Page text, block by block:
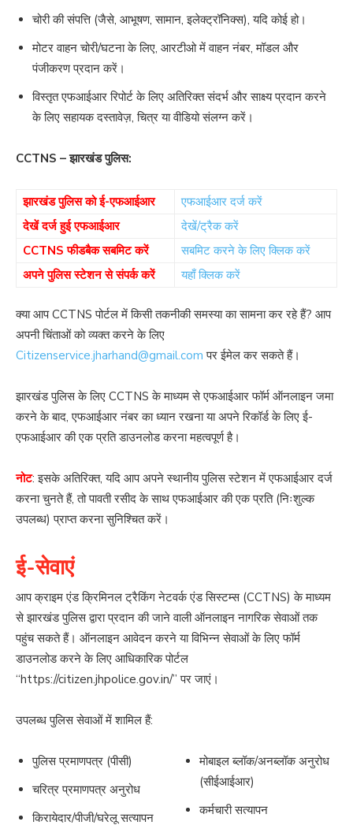
चोरी की संपत्ति (जैसे, आभूषण, सामान, इलेक्ट्रॉनिक्स), यदि कोई हो।
मोटर वाहन चोरी/घटना के लिए, आरटीओ में वाहन नंबर, मॉडल और
पंजीकरण प्रदान करें।
विस्तृत एफआईआर रिपोर्ट के लिए अतिरिक्त संदर्भ और साक्ष्य प्रदान करने
के लिए सहायक दस्तावेज़, चित्र या वीडियो संलग्न करें।
CCTNS – झारखंड पुलिस:
झारखंड पुलिस को ई-एफआईआर
एफआईआर दर्ज करें
देखें दर्ज हुई एफआईआर
देखें/ट्रैक करें
CCTNS फीडबैक सबमिट करें
सबमिट करने के लिए क्लिक करें
अपने पुलिस स्टेशन से संपर्क करें
यहाँ क्लिक करें
क्या आप CCTNS पोर्टल में किसी तकनीकी समस्या का सामना कर रहे हैं? आप
अपनी चिंताओं को व्यक्त करने के लिए
Citizenservice.jharhand@gmail.com पर ईमेल कर सकते हैं।
झारखंड पुलिस के लिए CCTNS के माध्यम से एफआईआर फॉर्म ऑनलाइन जमा
करने के बाद, एफआईआर नंबर का ध्यान रखना या अपने रिकॉर्ड के लिए ई-
एफआईआर की एक प्रति डाउनलोड करना महत्वपूर्ण है।
नोट: इसके अतिरिक्त, यदि आप अपने स्थानीय पुलिस स्टेशन में एफआईआर दर्ज
करना चुनते हैं, तो पावती रसीद के साथ एफआईआर की एक प्रति (निःशुल्क
उपलब्ध) प्राप्त करना सुनिश्चित करें।
ई-सेवाएं
आप क्राइम एंड क्रिमिनल ट्रैकिंग नेटवर्क एंड सिस्टम्स (CCTNS) के माध्यम
से झारखंड पुलिस द्वारा प्रदान की जाने वाली ऑनलाइन नागरिक सेवाओं तक
पहुंच सकते हैं। ऑनलाइन आवेदन करने या विभिन्न सेवाओं के लिए फॉर्म
डाउनलोड करने के लिए आधिकारिक पोर्टल
“https://citizen.jhpolice.gov.in/” पर जाएं।
उपलब्ध पुलिस सेवाओं में शामिल हैं:
पुलिस प्रमाणपत्र (पीसी)
चरित्र प्रमाणपत्र अनुरोध
किरायेदार/पीजी/घरेलू सत्यापन
मोबाइल ब्लॉक/अनब्लॉक अनुरोध
(सीईआईआर)
कर्मचारी सत्यापन